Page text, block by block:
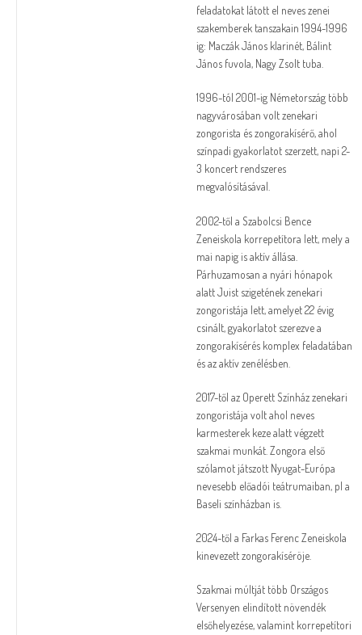
feladatokat látott el neves zenei
szakemberek tanszakain 1994-1996
ig: Maczák János klarinét, Bálint
János fuvola, Nagy Zsolt tuba.
1996-tól 2001-ig Németország több
nagyvárosában volt zenekari
zongorista és zongorakísérő, ahol
színpadi gyakorlatot szerzett, napi 2-
3 koncert rendszeres
megvalósításával.
2002-től a Szabolcsi Bence
Zeneiskola korrepetítora lett, mely a
mai napig is aktív állása.
Párhuzamosan a nyári hónapok
alatt Juist szigetének zenekari
zongoristája lett, amelyet 22 évig
csinált, gyakorlatot szerezve a
zongorakísérés komplex feladatában
és az aktív zenélésben.
2017-től az Operett Színház zenekari
zongoristája volt ahol neves
karmesterek keze alatt végzett
szakmai munkát. Zongora első
szólamot játszott Nyugat-Európa
nevesebb előadói teátrumaiban, pl a
Baseli színházban is.
2024-től a Farkas Ferenc Zeneiskola
kinevezett zongorakíséröje.
Szakmai múltját több Országos
Versenyen elindított növendék
elsőhelyezése, valamint korrepetítori